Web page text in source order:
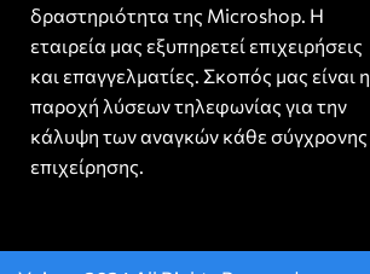
δραστηριότητα της Microshop. Η
εταιρεία μας εξυπηρετεί επιχειρήσεις
και επαγγελματίες. Σκοπός μας είναι η
παροχή λύσεων τηλεφωνίας για την
κάλυψη των αναγκών κάθε σύγχρονης
επιχείρησης.